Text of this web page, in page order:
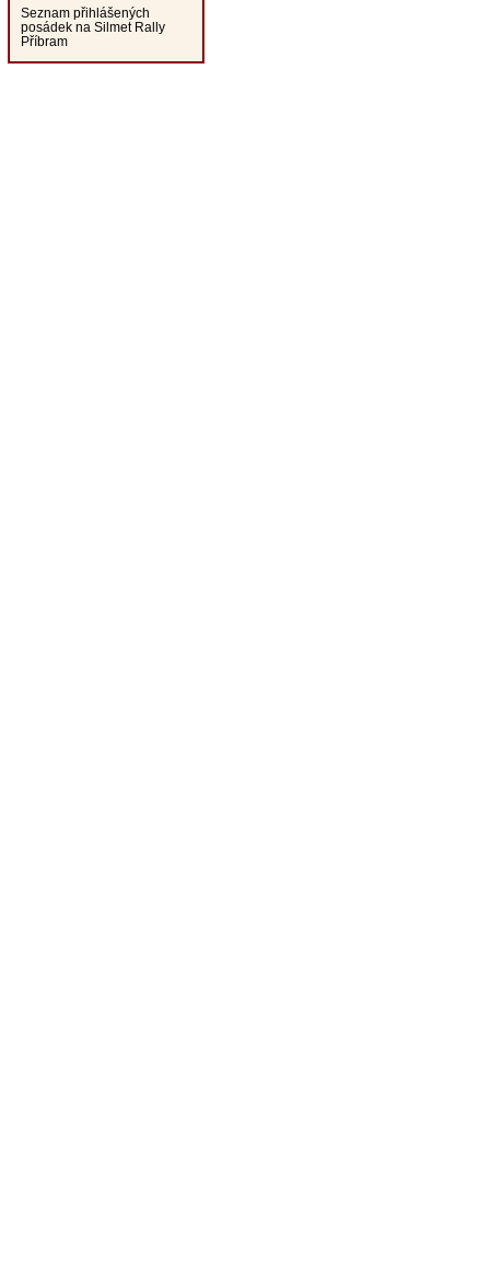
Seznam přihlášených
posádek na Silmet Rally
Příbram